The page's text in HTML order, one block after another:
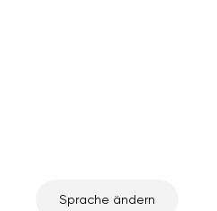
Sprache ändern